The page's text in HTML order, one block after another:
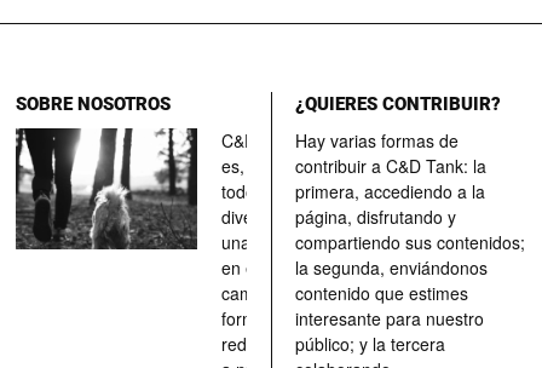
SOBRE NOSOTROS
C&D Tank
es, ante
todo, un
divertimento,
una parada
en el
camino, una
forma de
redescubrir
¿QUIERES CONTRIBUIR?
Hay varias formas de
contribuir a C&D Tank: la
primera, accediendo a la
página, disfrutando y
compartiendo sus contenidos;
la segunda, enviándonos
contenido que estimes
interesante para nuestro
público; y la tercera